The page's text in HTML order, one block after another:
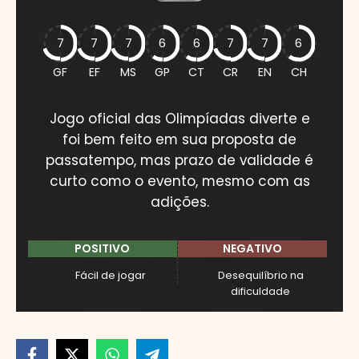
7
GF
7
EF
7
MS
6
GP
6
CT
7
CR
7
EN
6
CH
Jogo oficial das Olimpíadas diverte e
foi bem feito em sua proposta de
passatempo, mas prazo de validade é
curto como o evento, mesmo com as
adições.
POSITIVO
Fácil de jogar
NEGATIVO
Desequilíbrio na
dificuldade